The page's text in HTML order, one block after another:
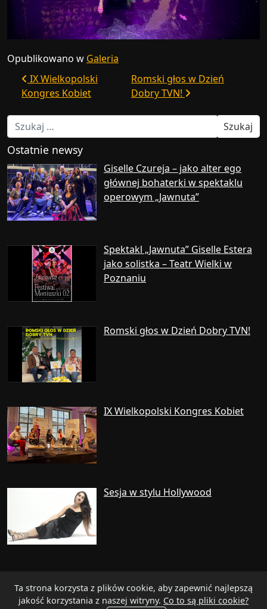
Opublikowano w Galeria
Nawigacja wpisu
IX Wielkopolski
Kongres Kobiet
Romski głos w Dzień
Dobry TVN!
Szukaj:
Ostatnie newsy
Giselle Czureja – jako alter ego
głównej bohaterki w spektaklu
operowym „Jawnuta”
Spektakl „Jawnuta” Giselle Estera
jako solistka – Teatr Wielki w
Poznaniu
Romski głos w Dzień Dobry TVN!
IX Wielkopolski Kongres Kobiet
Sesja w stylu Hollywood
Ta strona korzysta z plików cookie, aby zapewnić najlepszą
jakość korzystania z naszej witryny. Co to są pliki cookie?